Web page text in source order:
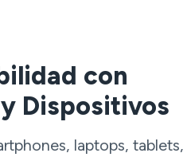
con
Dispositivos
laptops, tablets,